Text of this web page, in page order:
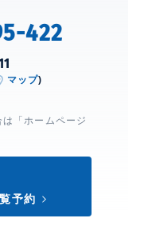
422
マップ)
「ホームページ
予約